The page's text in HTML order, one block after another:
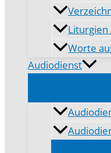
Liturgien
Worte
Audiodienst